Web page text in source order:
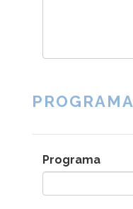
PROGRAMA
Programa